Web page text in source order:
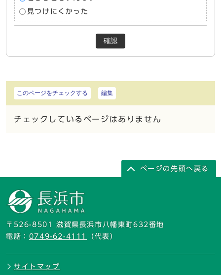
見つけにくかった
確認
このページをチェックする 編集
チェックしているページはありません
ページの先頭へ戻る
〒526-8501 滋賀県長浜市八幡東町632番地
電話： 0749-62-4111 （代表）
サイトマップ